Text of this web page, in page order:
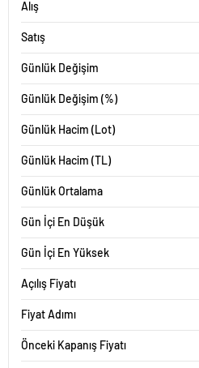
Alış
Satış
Günlük Değişim
Günlük Değişim (%)
Günlük Hacim (Lot)
Günlük Hacim (TL)
Günlük Ortalama
Gün İçi En Düşük
Gün İçi En Yüksek
Açılış Fiyatı
Fiyat Adımı
Önceki Kapanış Fiyatı